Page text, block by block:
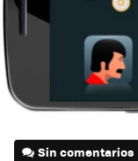
Sin comentarios